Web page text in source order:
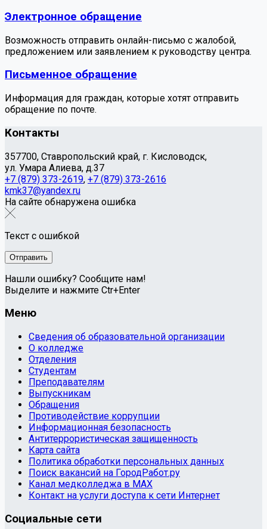
Электронное обращение
Возможность отправить онлайн-письмо с жалобой,
предложением или заявлением к руководству центра.
Письменное обращение
Информация для граждан, которые хотят отправить
обращение по почте.
Контакты
357700, Ставропольский край, г. Кисловодск,
ул. Умара Алиева, д.37
+7 (879) 373-2619, +7 (879) 373-2616
kmk37@yandex.ru
На сайте обнаружена ошибка
Текст с ошибкой
Нашли ошибку? Сообщите нам!
Выделите и нажмите Ctr+Enter
Меню
Сведения об образовательной организации
О колледже
Отделения
Студентам
Преподавателям
Выпускникам
Обращения
Противодействие коррупции
Информационная безопасность
Антитеррористическая защищенность
Карта сайта
Политика обработки персональных данных
Поиск вакансий на ГородРабот.ру
Канал медколледжа в MAX
Контакт на услуги доступа к сети Интернет
Социальные сети